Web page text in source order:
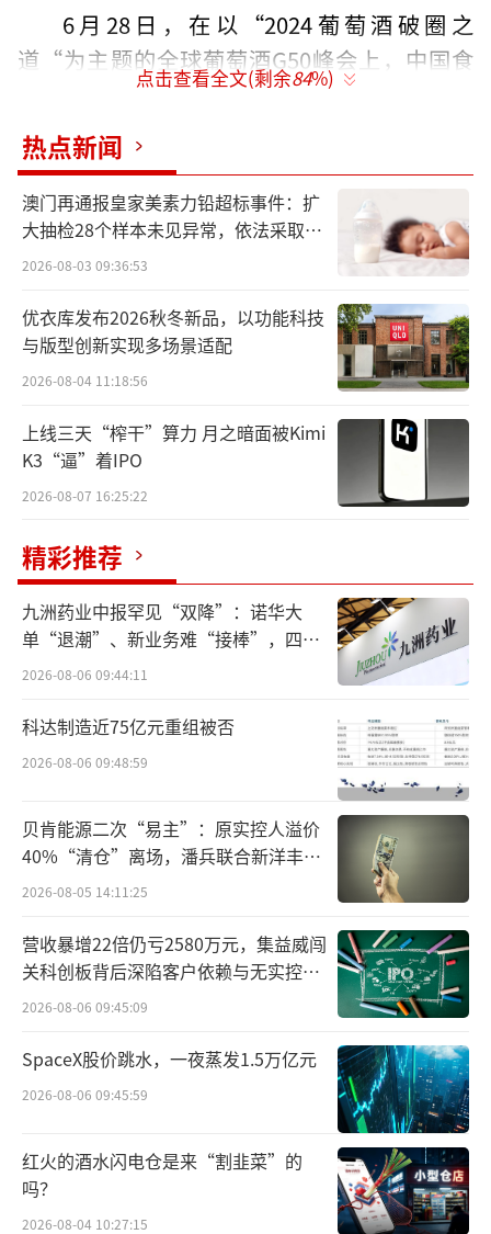
6月28日，在以“2024葡萄酒破圈之
道“为主题的全球葡萄酒G50峰会上，中国食
品土畜进出口商会副秘书长兼酒类进出口商会
秘书长王旭伟对中国进口葡萄酒行业发展做出
如上判断。
从数据来看，自澳洲葡萄酒4月回归中国市
场起，中国进口葡萄酒在量额上均保持了正增
葡萄酒行业注入了一针强心剂，也为市场的加
速回暖注入新的活力。
2023年是近10年来的行业谷底，年均复合
增长率为-2.9%
2018年，我国葡萄酒进口量额到达顶峰，
其中，进口额达到了创纪录的28.6亿美元。此
后，进口量额持续5年下降，2020年进口额降幅
达到了最大的25%。
王旭伟介绍，2023年，我国葡萄酒进口额
谷值，较2018年峰值缩水约60%。2023年，≤
2L的瓶装葡萄酒进口额为10.0亿美元，同比下
降18.2%，亦是近10年谷值，较2018年峰值腰
斩。
鉴于目前的行业现状和发展趋势，王旭伟
认为，2023年是我国进口葡萄酒行业近10年来
的谷底，或也是未来数年的低点。
受到近5年持续下滑的影响，我国葡萄酒进
口额近10年来（2013年—2023年）的年均复合
增长率为-2.9%。“其中≤2L瓶装葡萄酒的进
口额相对更惨，其近10年间年均复合增长率为-
3.2%。”
这一情况在今年得到较大改善。王旭伟介
点击查看全文(剩余84%)
热点新闻
澳门再通报皇家美素力铅超标事件：扩
大抽检28个样本未见异常，依法采取预
防性下架
2026-08-03 09:36:53
优衣库发布2026秋冬新品，以功能科技
与版型创新实现多场景适配
2026-08-04 11:18:56
上线三天“榨干”算力 月之暗面被Kimi
K3“逼”着IPO
2026-08-07 16:25:22
精彩推荐
九洲药业中报罕见“双降”：诺华大
单“退潮”、新业务难“接棒”，四大
难关待闯
2026-08-06 09:44:11
科达制造近75亿元重组被否
2026-08-06 09:48:59
贝肯能源二次“易主”：原实控人溢价
40%“清仓”离场，潘兵联合新洋丰、
宏科百世拟入主
2026-08-05 14:11:25
营收暴增22倍仍亏2580万元，集益威闯
关科创板背后深陷客户依赖与无实控人
困局
2026-08-06 09:45:09
SpaceX股价跳水，一夜蒸发1.5万亿元
2026-08-06 09:45:59
红火的酒水闪电仓是来“割韭菜”的
吗？
2026-08-04 10:27:15